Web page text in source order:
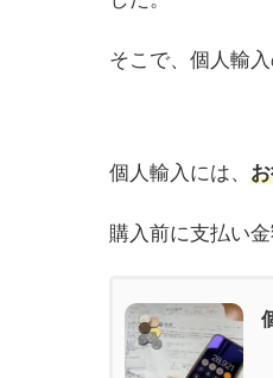
そこで、個人輸
個人輸入には、
購入前に支払い